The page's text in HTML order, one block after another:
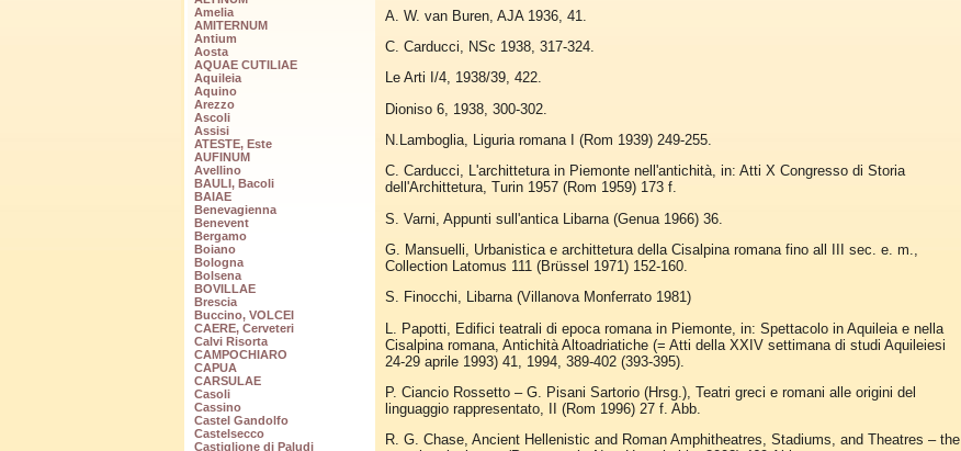
Amelia
AMITERNUM
Antium
Aosta
AQUAE CUTILIAE
Aquileia
Aquino
Arezzo
Ascoli
Assisi
ATESTE, Este
AUFINUM
Avellino
BAULI, Bacoli
BAIAE
Benevagienna
Benevent
Bergamo
Boiano
Bologna
Bolsena
BOVILLAE
Brescia
Buccino, VOLCEI
CAERE, Cerveteri
Calvi Risorta
CAMPOCHIARO
CAPUA
CARSULAE
Casoli
Cassino
Castel Gandolfo
Castelsecco
Castiglione di Paludi
A. W. van Buren, AJA 1936, 41.
C. Carducci, NSc 1938, 317-324.
Le Arti I/4, 1938/39, 422.
Dioniso 6, 1938, 300-302.
N.Lamboglia, Liguria romana I (Rom 1939) 249-255.
C. Carducci, L'archittetura in Piemonte nell'antichità, in: Atti X Congresso di Storia
dell'Archittetura, Turin 1957 (Rom 1959) 173 f.
S. Varni, Appunti sull'antica Libarna (Genua 1966) 36.
G. Mansuelli, Urbanistica e archittetura della Cisalpina romana fino all III sec. e. m.,
Collection Latomus 111 (Brüssel 1971) 152-160.
S. Finocchi, Libarna (Villanova Monferrato 1981)
L. Papotti, Edifici teatrali di epoca romana in Piemonte, in: Spettacolo in Aquileia e nella
Cisalpina romana, Antichità Altoadriatiche (= Atti della XXIV settimana di studi Aquileiesi
24-29 aprile 1993) 41, 1994, 389-402 (393-395).
P. Ciancio Rossetto – G. Pisani Sartorio (Hrsg.), Teatri greci e romani alle origini del
linguaggio rappresentato, II (Rom 1996) 27 f. Abb.
R. G. Chase, Ancient Hellenistic and Roman Amphitheatres, Stadiums, and Theatres – the